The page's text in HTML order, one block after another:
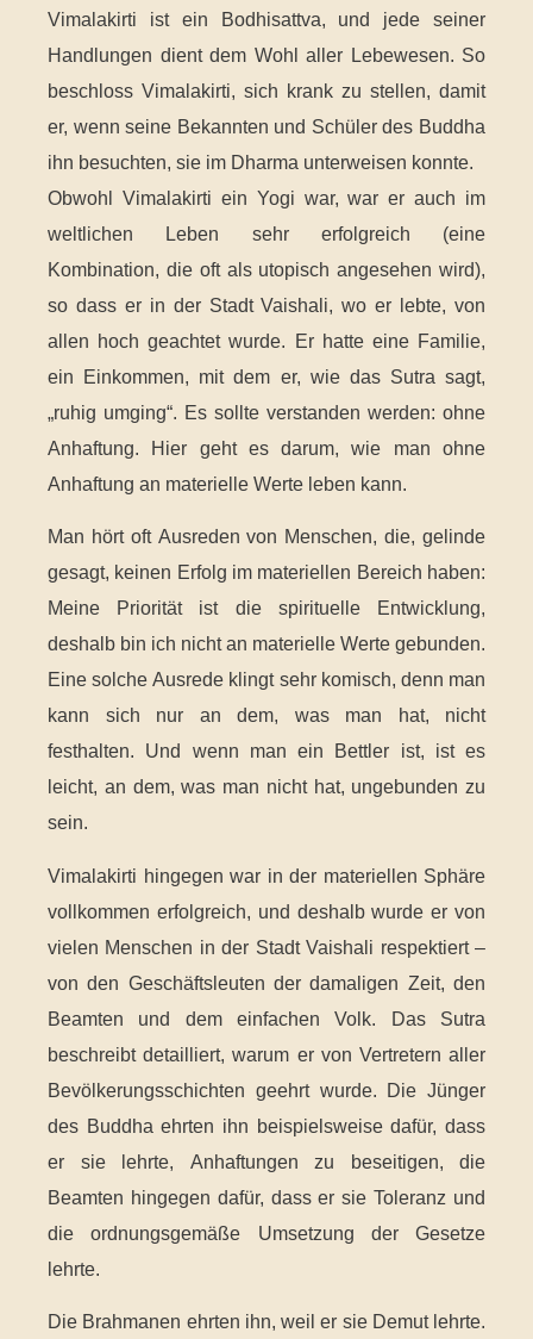
Vimalakirti ist ein Bodhisattva, und jede seiner
Handlungen dient dem Wohl aller Lebewesen. So
beschloss Vimalakirti, sich krank zu stellen, damit
er, wenn seine Bekannten und Schüler des Buddha
ihn besuchten, sie im Dharma unterweisen konnte.
Obwohl Vimalakirti ein Yogi war, war er auch im
weltlichen Leben sehr erfolgreich (eine
Kombination, die oft als utopisch angesehen wird),
so dass er in der Stadt Vaishali, wo er lebte, von
allen hoch geachtet wurde. Er hatte eine Familie,
ein Einkommen, mit dem er, wie das Sutra sagt,
„ruhig umging“. Es sollte verstanden werden: ohne
Anhaftung. Hier geht es darum, wie man ohne
Anhaftung an materielle Werte leben kann.
Man hört oft Ausreden von Menschen, die, gelinde
gesagt, keinen Erfolg im materiellen Bereich haben:
Meine Priorität ist die spirituelle Entwicklung,
deshalb bin ich nicht an materielle Werte gebunden.
Eine solche Ausrede klingt sehr komisch, denn man
kann sich nur an dem, was man hat, nicht
festhalten. Und wenn man ein Bettler ist, ist es
leicht, an dem, was man nicht hat, ungebunden zu
sein.
Vimalakirti hingegen war in der materiellen Sphäre
vollkommen erfolgreich, und deshalb wurde er von
vielen Menschen in der Stadt Vaishali respektiert –
von den Geschäftsleuten der damaligen Zeit, den
Beamten und dem einfachen Volk. Das Sutra
beschreibt detailliert, warum er von Vertretern aller
Bevölkerungsschichten geehrt wurde. Die Jünger
des Buddha ehrten ihn beispielsweise dafür, dass
er sie lehrte, Anhaftungen zu beseitigen, die
Beamten hingegen dafür, dass er sie Toleranz und
die ordnungsgemäße Umsetzung der Gesetze
lehrte.
Die Brahmanen ehrten ihn, weil er sie Demut lehrte.